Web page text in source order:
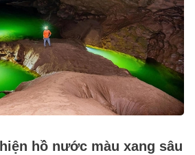
hồ nước màu xang sâu